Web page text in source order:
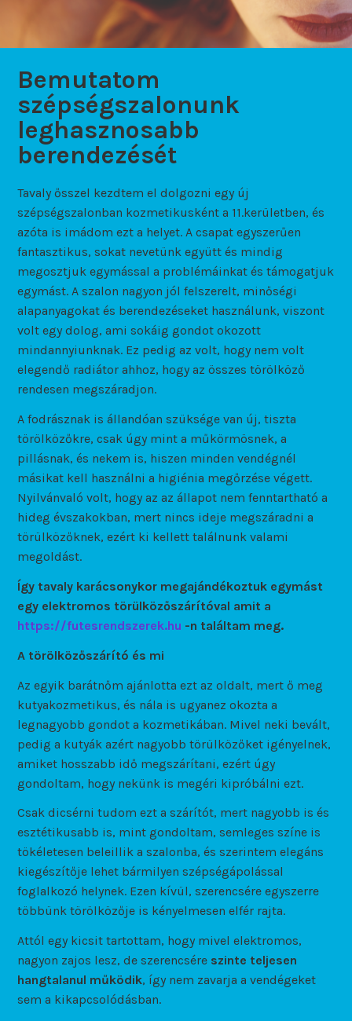
Bemutatom
szépségszalonunk
leghasznosabb
berendezését
Tavaly ősszel kezdtem el dolgozni egy új
szépségszalonban kozmetikusként a 11.kerületben, és
azóta is imádom ezt a helyet. A csapat egyszerűen
fantasztikus, sokat nevetünk együtt és mindig
megosztjuk egymással a problémáinkat és támogatjuk
egymást. A szalon nagyon jól felszerelt, minőségi
alapanyagokat és berendezéseket használunk, viszont
volt egy dolog, ami sokáig gondot okozott
mindannyiunknak. Ez pedig az volt, hogy nem volt
elegendő radiátor ahhoz, hogy az összes törölköző
rendesen megszáradjon.
A fodrásznak is állandóan szüksége van új, tiszta
törölközőkre, csak úgy mint a műkörmösnek, a
pillásnak, és nekem is, hiszen minden vendégnél
másikat kell használni a higiénia megőrzése végett.
Nyilvánvaló volt, hogy az az állapot nem fenntartható a
hideg évszakokban, mert nincs ideje megszáradni a
törülközőknek, ezért ki kellett találnunk valami
megoldást.
Így tavaly karácsonykor megajándékoztuk egymást
egy elektromos törülközőszárítóval amit a
https://futesrendszerek.hu -n találtam meg.
A törölközőszárító és mi
Az egyik barátnőm ajánlotta ezt az oldalt, mert ő meg
kutyakozmetikus, és nála is ugyanez okozta a
legnagyobb gondot a kozmetikában. Mivel neki bevált,
pedig a kutyák azért nagyobb törülközőket igényelnek,
amiket hosszabb idő megszárítani, ezért úgy
gondoltam, hogy nekünk is megéri kipróbálni ezt.
Csak dicsérni tudom ezt a szárítót, mert nagyobb is és
esztétikusabb is, mint gondoltam, semleges színe is
tökéletesen beleillik a szalonba, és szerintem elegáns
kiegészítője lehet bármilyen szépségápolással
foglalkozó helynek. Ezen kívül, szerencsére egyszerre
többünk törölközője is kényelmesen elfér rajta.
Attól egy kicsit tartottam, hogy mivel elektromos,
nagyon zajos lesz, de szerencsére szinte teljesen
hangtalanul működik, így nem zavarja a vendégeket
sem a kikapcsolódásban.